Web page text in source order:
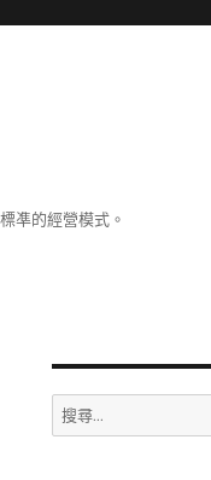
凖的經營模式。
搜
尋